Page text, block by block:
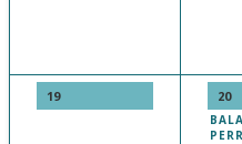
19 20